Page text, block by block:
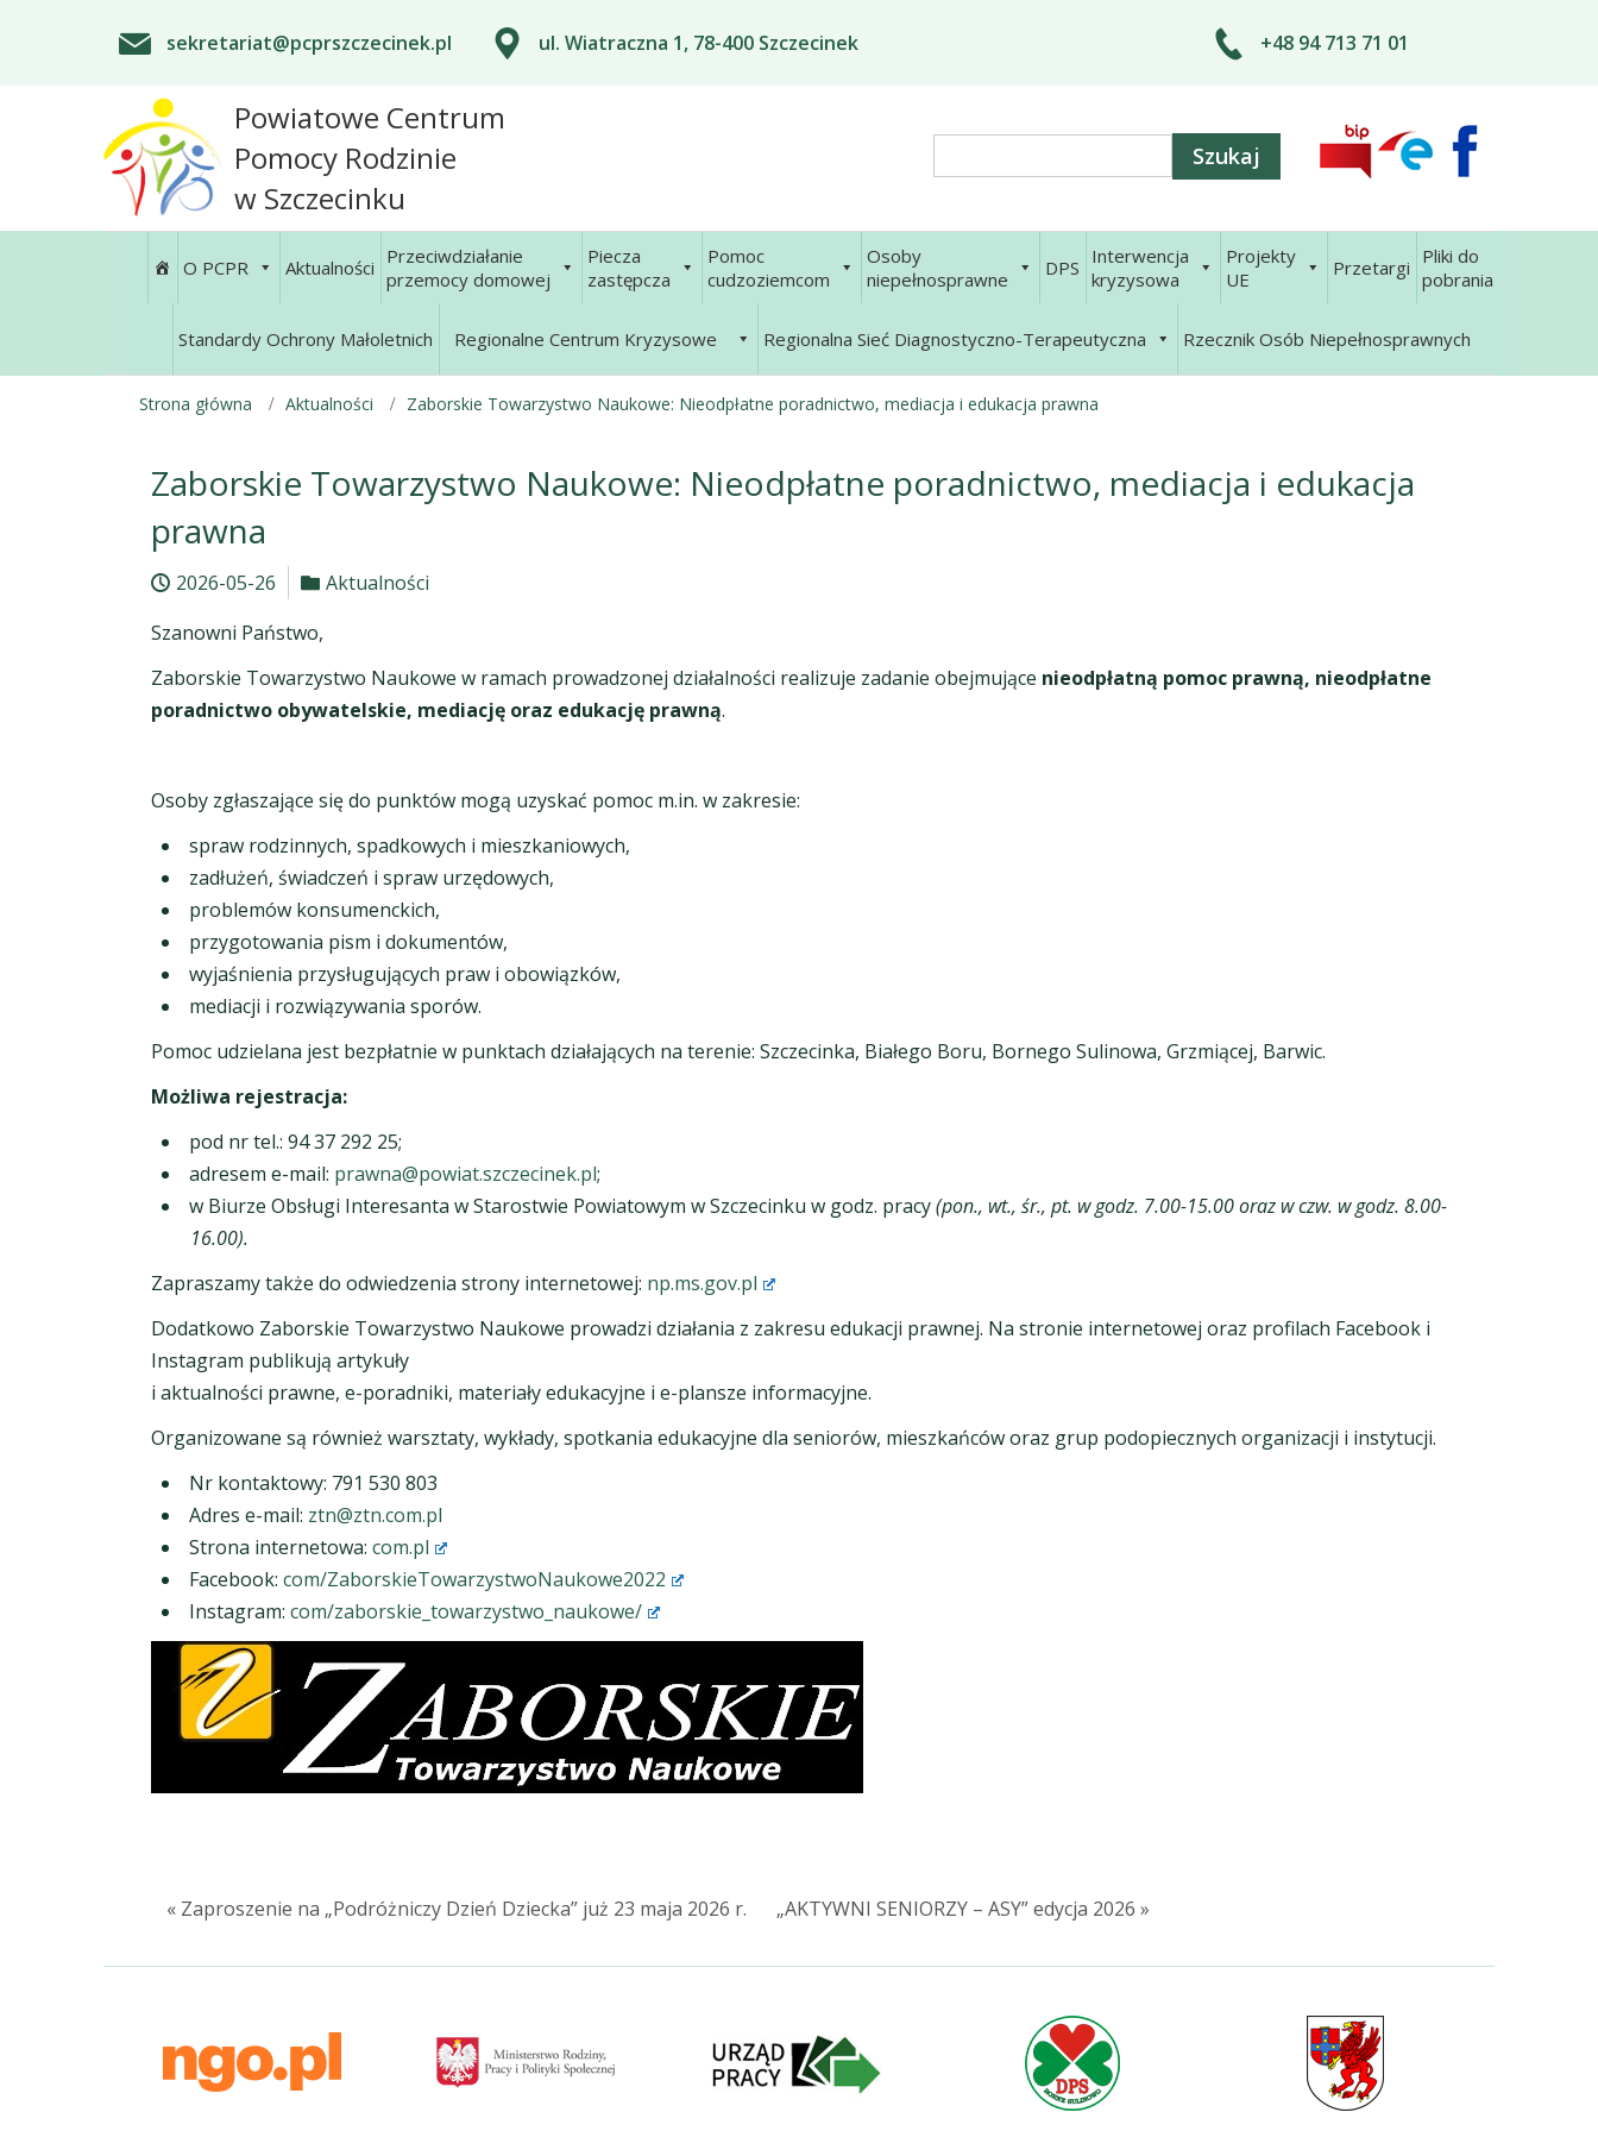
sekretariat@pcprszczecinek.pl ul. Wiatraczna 1, 78-400 Szczecinek +48 94 713 71 01
Powiatowe Centrum
Pomocy Rodzinie
w Szczecinku
O PCPR Aktualności Przeciwdziałanie
przemocy domowej
Piecza
zastępcza
Pomoc
cudzoziemcom
Osoby
niepełnosprawne
DPS Interwencja
kryzysowa
Projekty
UE
Przetargi Pliki do
pobrania
Standardy Ochrony Małoletnich Regionalne Centrum Kryzysowe Regionalna Sieć Diagnostyczno-Terapeutyczna Rzecznik Osób Niepełnosprawnych
Strona główna Aktualności Zaborskie Towarzystwo Naukowe: Nieodpłatne poradnictwo, mediacja i edukacja prawna
Zaborskie Towarzystwo Naukowe: Nieodpłatne poradnictwo, mediacja i edukacja
prawna
2026-05-26
Aktualności
Szanowni Państwo,
Zaborskie Towarzystwo Naukowe w ramach prowadzonej działalności realizuje zadanie obejmujące nieodpłatną pomoc prawną, nieodpłatne
poradnictwo obywatelskie, mediację oraz edukację prawną.
Osoby zgłaszające się do punktów mogą uzyskać pomoc m.in. w zakresie:
spraw rodzinnych, spadkowych i mieszkaniowych,
zadłużeń, świadczeń i spraw urzędowych,
problemów konsumenckich,
przygotowania pism i dokumentów,
wyjaśnienia przysługujących praw i obowiązków,
mediacji i rozwiązywania sporów.
Pomoc udzielana jest bezpłatnie w punktach działających na terenie: Szczecinka, Białego Boru, Bornego Sulinowa, Grzmiącej, Barwic.
Możliwa rejestracja:
pod nr tel.: 94 37 292 25;
adresem e-mail: prawna@powiat.szczecinek.pl;
w Biurze Obsługi Interesanta w Starostwie Powiatowym w Szczecinku w godz. pracy(pon., wt., śr., pt. w godz. 7.00-15.00 oraz w czw. w godz. 8.00-
16.00).
Zapraszamy także do odwiedzenia strony internetowej: np.ms.gov.pl
Dodatkowo Zaborskie Towarzystwo Naukowe prowadzi działania z zakresu edukacji prawnej. Na stronie internetowej oraz profilach Facebook i
Instagram publikują artykuły
i aktualności prawne, e-poradniki, materiały edukacyjne i e-plansze informacyjne.
Organizowane są również warsztaty, wykłady, spotkania edukacyjne dla seniorów, mieszkańców oraz grup podopiecznych organizacji i instytucji.
Nr kontaktowy: 791 530 803
Adres e-mail: ztn@ztn.com.pl
Strona internetowa: com.pl
Facebook: com/ZaborskieTowarzystwoNaukowe2022
Instagram: com/zaborskie_towarzystwo_naukowe/
« Zaproszenie na „Podróżniczy Dzień Dziecka” już 23 maja 2026 r. „AKTYWNI SENIORZY – ASY” edycja 2026 »